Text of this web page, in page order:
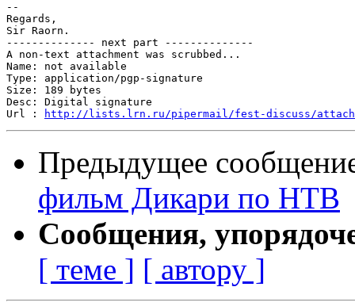
--
Regards,
Sir Raorn.
-------------- next part --------------
A non-text attachment was scrubbed...
Name: not available
Type: application/pgp-signature
Size: 189 bytes
Desc: Digital signature
Url :
http://lists.lrn.ru/pipermail/fest-discuss/
Предыдущее
фильм Дикари по НТВ
Сообщения,
[ теме ] [ автору ]